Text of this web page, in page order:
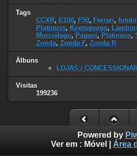
Tags
CCXR, E100, F50, Ferrari,
Platinuss, Koenigsegg,
Murciélago, Pagani, Platinuss,
Zonda, Zonda F, Zonda R
Álbuns
LOJAS /
Visitas
199236
Powered by
Ver em : Móvel Área